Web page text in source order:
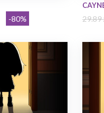
-80% 29.89